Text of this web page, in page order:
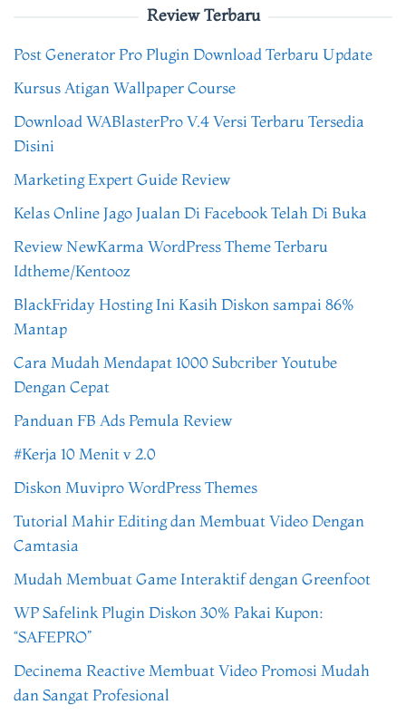
Review Terbaru
Post Generator Pro Plugin Download Terbaru Update
Kursus Atigan Wallpaper Course
Download WABlasterPro V.4 Versi Terbaru Tersedia
Disini
Marketing Expert Guide Review
Kelas Online Jago Jualan Di Facebook Telah Di Buka
Review NewKarma WordPress Theme Terbaru
Idtheme/Kentooz
BlackFriday Hosting Ini Kasih Diskon sampai 86%
Mantap
Cara Mudah Mendapat 1000 Subcriber Youtube
Dengan Cepat
Panduan FB Ads Pemula Review
#Kerja 10 Menit v 2.0
Diskon Muvipro WordPress Themes
Tutorial Mahir Editing dan Membuat Video Dengan
Camtasia
Mudah Membuat Game Interaktif dengan Greenfoot
WP Safelink Plugin Diskon 30% Pakai Kupon:
“SAFEPRO”
Decinema Reactive Membuat Video Promosi Mudah
dan Sangat Profesional